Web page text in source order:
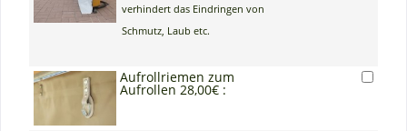
verhindert das Eindringen von
Schmutz, Laub etc.
Aufrollriemen zum
Aufrollen 28,00€ :